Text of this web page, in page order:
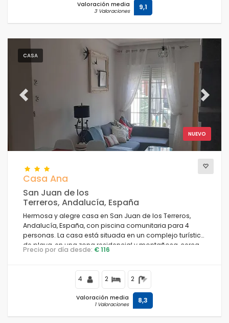
Valoración media
3 Valoraciones 9,1
CASA
NUEVO
Previous Next
Casa Ana
San Juan de los
Terreros, Andalucía, España
Hermosa y alegre casa en San Juan de los Terreros,
Andalucía, España, con piscina comunitaria para 4
personas. La casa está situada en un complejo turístico
de playa, en una zona residencial y montañosa, cerca
de tiendas y supermercados y a 100 m de la playa.
Precio por día desde: € 116
4 2 2
Valoración media
1 Valoraciones 8,3